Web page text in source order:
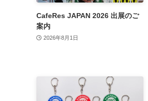
CafeRes JAPAN 2026 出展のご
案内
2026年8月1日